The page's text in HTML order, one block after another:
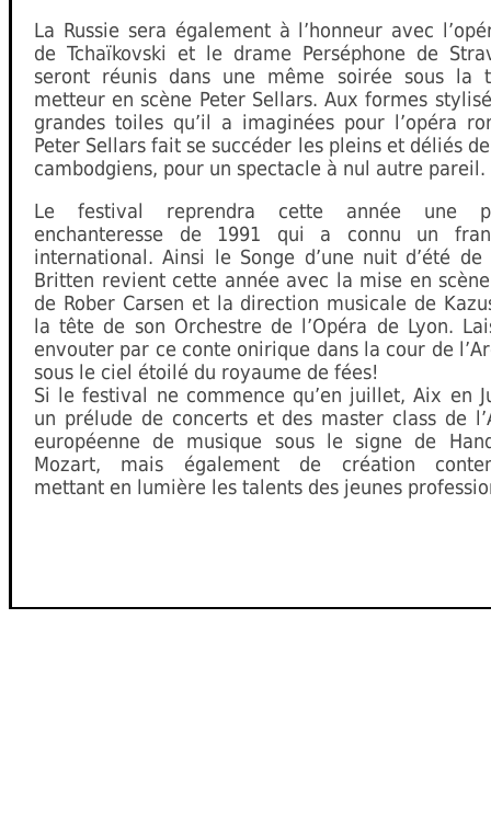
La Russie sera également à l’honneur avec
de Tchaïkovski et le drame Perséphone de
seront réunis dans une même soirée sous la
metteur en scène Peter Sellars. Aux formes
grandes toiles qu’il a imaginées pour l’opéra
Peter Sellars fait se succéder les pleins et déliés
cambodgiens, pour un spectacle à nul autre pareil.
Le festival reprendra cette année une
enchanteresse de 1991 qui a connu un
international. Ainsi le Songe d’une nuit d’été de
Britten revient cette année avec la mise en
de Rober Carsen et la direction musicale de
la tête de son Orchestre de l’Opéra de Lyon.
envouter par ce conte onirique dans la cour de
sous le ciel étoilé du royaume de fées!
Si le festival ne commence qu’en juillet, Aix en
un prélude de concerts et des master class de
européenne de musique sous le signe de
Mozart, mais également de création
mettant en lumière les talents des jeunes